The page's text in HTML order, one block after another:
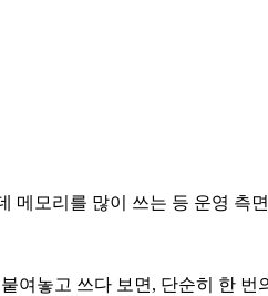
메모리를 많이 쓰는 등 운영 측
여놓고 쓰다 보면, 단순히 한 번